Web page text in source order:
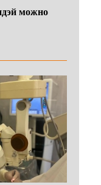
можно